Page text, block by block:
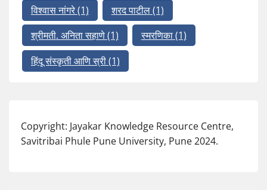
विश्वास नांगरे(1) शरद पाटील(1)
श्रीमती. अनिता सहाणे(1) स्मरणिका(1)
हिंदू संस्कृती आणि स्री(1)
Copyright: Jayakar Knowledge Resource Centre,
Savitribai Phule Pune University, Pune 2024.